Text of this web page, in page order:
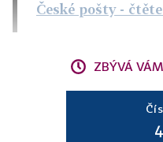
České pošty- čtěte
ZBÝVÁ